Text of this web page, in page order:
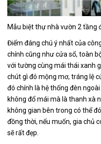
Mẫu biệt thự nhà vườn 2 tầng
Điểm đáng chú ý nhất của
chính cũng như cửa sổ, toàn
với tường cùng mái thái xanh
chút gì đó mộng mơ, tráng lệ
đó chính là hệ thống đèn
không đổ mái mà là thanh xà
không gian bên trong có thể
đồng thời, nếu muốn, gia chủ
sẽ rất đẹp.